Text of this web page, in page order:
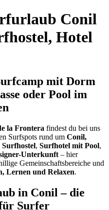
Conil
Hotel
mit Dorm
oder Pool im
la Frontera findest du bei uns
Surfspots rund um Conil,
Surfhostel, Surfhotel mit Pool,
Unterkunft – hier
Gemeinschaftsbereiche und
Lernen und Relaxen.
in Conil – die
Surfer